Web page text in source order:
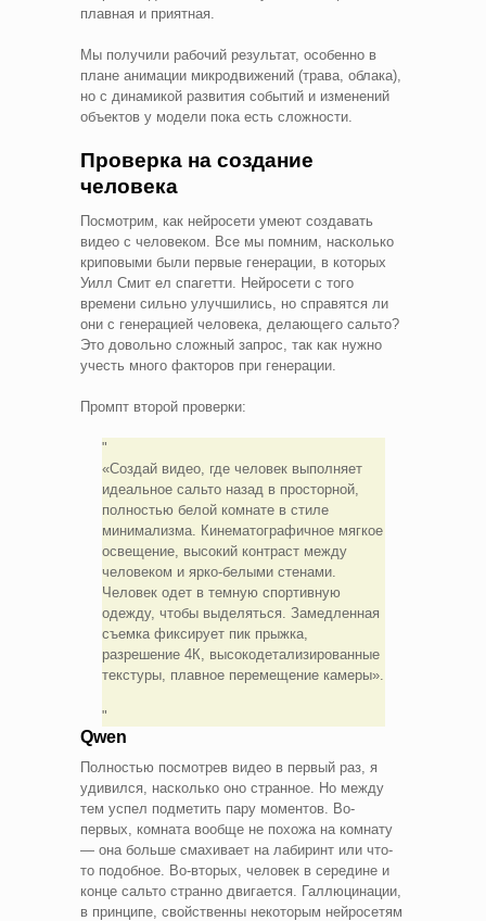
плавная и приятная.
Мы получили рабочий результат, особенно в
плане анимации микродвижений (трава, облака),
но с динамикой развития событий и изменений
объектов у модели пока есть сложности.
Проверка на создание
человека
Посмотрим, как нейросети умеют создавать
видео с человеком. Все мы помним, насколько
криповыми были первые генерации, в которых
Уилл Смит ел спагетти. Нейросети с того
времени сильно улучшились, но справятся ли
они с генерацией человека, делающего сальто?
Это довольно сложный запрос, так как нужно
учесть много факторов при генерации.
Промпт второй проверки:
«Создай видео, где человек выполняет
идеальное сальто назад в просторной,
полностью белой комнате в стиле
минимализма. Кинематографичное мягкое
освещение, высокий контраст между
человеком и ярко-белыми стенами.
Человек одет в темную спортивную
одежду, чтобы выделяться. Замедленная
съемка фиксирует пик прыжка,
разрешение 4К, высокодетализированные
текстуры, плавное перемещение камеры».
Qwen
Полностью посмотрев видео в первый раз, я
удивился, насколько оно странное. Но между
тем успел подметить пару моментов. Во-
первых, комната вообще не похожа на комнату
— она больше смахивает на лабиринт или что-
то подобное. Во-вторых, человек в середине и
конце сальто странно двигается. Галлюцинации,
в принципе, свойственны некоторым нейросетям